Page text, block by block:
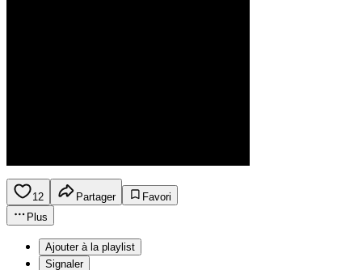
12 Partager
Favori
Plus
Ajouter à la playlist
Signaler